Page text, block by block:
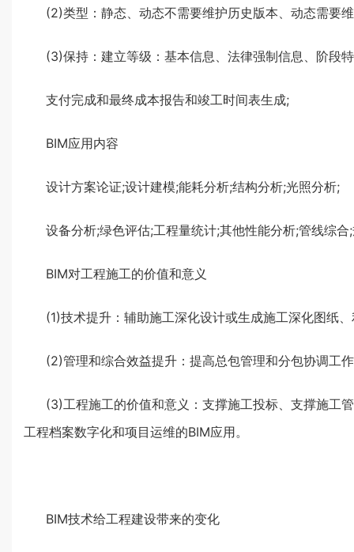
(2)类型：静态、动态不需要维护历史版本、动态需要
(3)保持：建立等级：基本信息、法律强制信息、阶段
支付完成和最终成本报告和竣工时间表生成;
BIM应用内容
设计方案论证;设计建模;能耗分析;结构分析;光照分析;
设备分析;绿色评估;工程量统计;其他性能分析;管线综
BIM对工程施工的价值和意义
(1)技术提升：辅助施工深化设计或生成施工深化图纸
(2)管理和综合效益提升：提高总包管理和分包协调工
(3)工程施工的价值和意义：支撑施工投标、支撑施工
工程档案数字化和项目运维的BIM应用。
BIM技术给工程建设带来的变化